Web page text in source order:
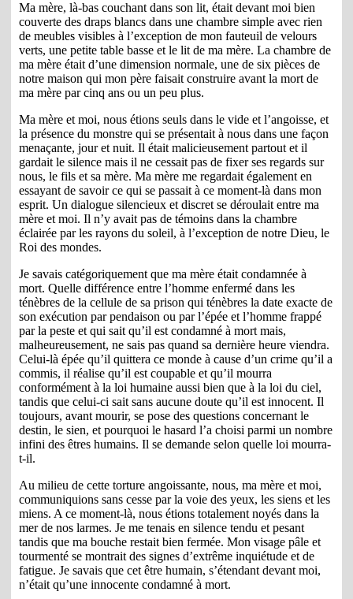
Ma mère, là-bas couchant dans son lit, était devant moi bien
couverte des draps blancs dans une chambre simple avec rien
de meubles visibles à l’exception de mon fauteuil de velours
verts, une petite table basse et le lit de ma mère. La chambre de
ma mère était d’une dimension normale, une de six pièces de
notre maison qui mon père faisait construire avant la mort de
ma mère par cinq ans ou un peu plus.
Ma mère et moi, nous étions seuls dans le vide et l’angoisse, et
la présence du monstre qui se présentait à nous dans une façon
menaçante, jour et nuit. Il était malicieusement partout et il
gardait le silence mais il ne cessait pas de fixer ses regards sur
nous, le fils et sa mère. Ma mère me regardait également en
essayant de savoir ce qui se passait à ce moment-là dans mon
esprit. Un dialogue silencieux et discret se déroulait entre ma
mère et moi. Il n’y avait pas de témoins dans la chambre
éclairée par les rayons du soleil, à l’exception de notre Dieu, le
Roi des mondes.
Je savais catégoriquement que ma mère était condamnée à
mort. Quelle différence entre l’homme enfermé dans les
ténèbres de la cellule de sa prison qui ténèbres la date exacte de
son exécution par pendaison ou par l’épée et l’homme frappé
par la peste et qui sait qu’il est condamné à mort mais,
malheureusement, ne sais pas quand sa dernière heure viendra.
Celui-là épée qu’il quittera ce monde à cause d’un crime qu’il a
commis, il réalise qu’il est coupable et qu’il mourra
conformément à la loi humaine aussi bien que à la loi du ciel,
tandis que celui-ci sait sans aucune doute qu’il est innocent. Il
toujours, avant mourir, se pose des questions concernant le
destin, le sien, et pourquoi le hasard l’a choisi parmi un nombre
infini des êtres humains. Il se demande selon quelle loi mourra-
t-il.
Au milieu de cette torture angoissante, nous, ma mère et moi,
communiquions sans cesse par la voie des yeux, les siens et les
miens. A ce moment-là, nous étions totalement noyés dans la
mer de nos larmes. Je me tenais en silence tendu et pesant
tandis que ma bouche restait bien fermée. Mon visage pâle et
tourmenté se montrait des signes d’extrême inquiétude et de
fatigue. Je savais que cet être humain, s’étendant devant moi,
n’était qu’une innocente condamné à mort.